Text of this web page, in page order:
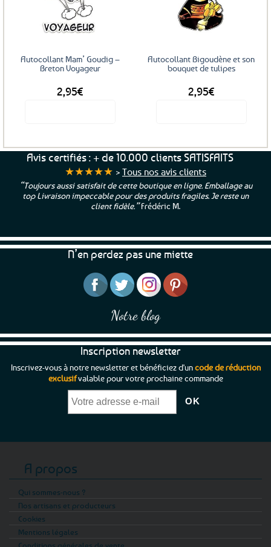
Autocollant Mam’ Goudig –
Breton Voyageur
2,95€
Autocollant Bigoudène et son
bouquet de tulipes
2,95€
Avis certifiés : + de 10.000 clients SATISFAITS
★★★★★ > Tous nos avis clients
“Toujours aussi satisfait de cette boutique en ligne. Emballage au
top Livraison impeccable pour des produits fragiles. Je reste un
client fidèle.”Frédéric M.
N’en perdez pas une miette
Notre blog
Inscription newsletter
Inscrivez-vous à notre newsletter et bénéficiez d'uncode de réduction
exclusifvalable pour votre prochaine commande
A propos
Qui sommes-nous ?
Nos artisans et producteurs
Cookies
Mentions légales